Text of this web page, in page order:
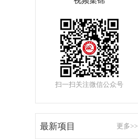
扫一扫关注微信公众号
最新项目 更多>>